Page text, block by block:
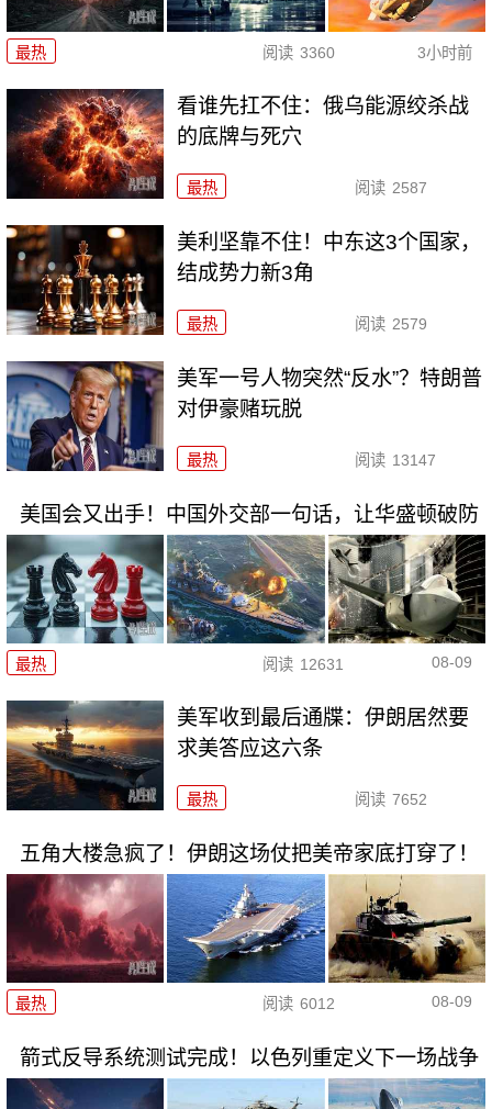
最热 阅读 3360 3小时前
看谁先扛不住：俄乌能源绞杀战
的底牌与死穴
最热 阅读 2587
美利坚靠不住！中东这3个国家，
结成势力新3角
最热 阅读 2579
美军一号人物突然“反水”？特朗普
对伊豪赌玩脱
最热 阅读 13147
美国会又出手！中国外交部一句话，让华盛顿破防
最热 阅读 12631 08-09
美军收到最后通牒：伊朗居然要
求美答应这六条
最热 阅读 7652
五角大楼急疯了！伊朗这场仗把美帝家底打穿了！
最热 阅读 6012 08-09
箭式反导系统测试完成！以色列重定义下一场战争